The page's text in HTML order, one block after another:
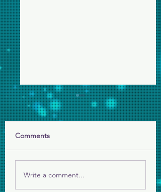
願祢的國降臨
Comments
Write a comment...